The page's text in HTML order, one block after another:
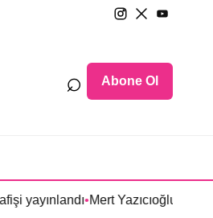
⌕ Abone Ol
yayınlandı•Mert Yazıcıoğlu’nun